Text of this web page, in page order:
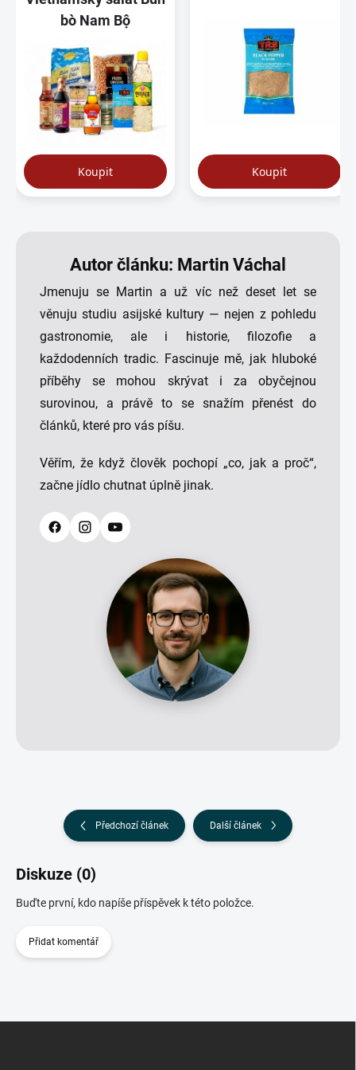
Autor článku: Martin Váchal
Jmenuju se Martin a už víc než deset let se
věnuju studiu asijské kultury — nejen z pohledu
gastronomie, ale i historie, filozofie a
každodenních tradic. Fascinuje mě, jak hluboké
příběhy se mohou skrývat i za obyčejnou
surovinou, a právě to se snažím přenést do
článků, které pro vás píšu.
Věřím, že když člověk pochopí „co, jak a proč“,
začne jídlo chutnat úplně jinak.
Předchozí článek Další článek
Diskuze (0)
Buďte první, kdo napíše příspěvek k této položce.
Přidat komentář